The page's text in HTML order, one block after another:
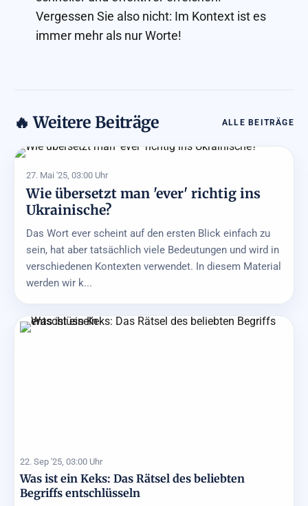
Vergessen Sie also nicht: Im Kontext ist es
immer mehr als nur Worte!
🔥 Weitere Beiträge ALLE BEITRÄGE
27. Mai '25, 03:00 Uhr
Wie übersetzt man 'ever' richtig ins
Ukrainische?
Das Wort ever scheint auf den ersten Blick einfach zu
sein, hat aber tatsächlich viele Bedeutungen und wird in
verschiedenen Kontexten verwendet. In diesem Material
werden wir k...
22. Sep '25, 03:00 Uhr
Was ist ein Keks: Das Rätsel des beliebten
Begriffs entschlüsseln